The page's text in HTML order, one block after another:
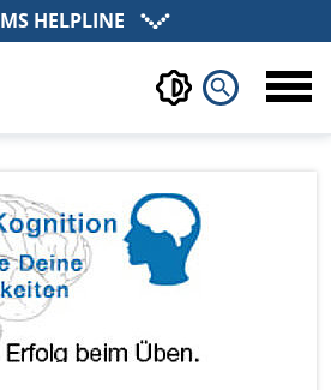
MS HELPLINE
search